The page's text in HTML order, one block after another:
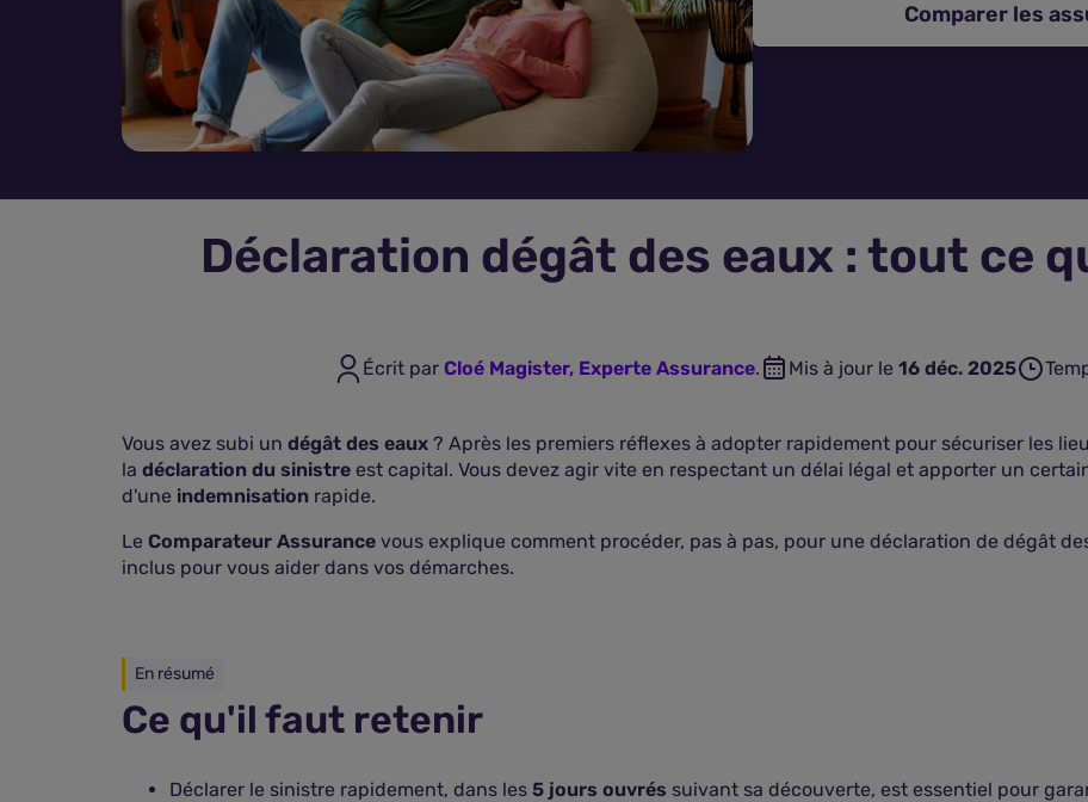
Comparer les
Déclaration dégât des eaux : tout ce
Écrit par Cloé Magister, Experte Assurance. Mis à jour le 16 déc. 2025
Vous avez subi un dégât des eaux ? Après les premiers réflexes à adopter rapidement pour sécuriser les
la déclaration du sinistre est capital. Vous devez agir vite en respectant un délai légal et apporter un
d'une indemnisation rapide.
Le Comparateur Assurance vous explique comment procéder, pas à pas, pour une déclaration de dégât
inclus pour vous aider dans vos démarches.
En résumé
Ce qu'il faut retenir
Déclarer le sinistre rapidement, dans les 5 jours ouvrés suivant sa découverte, est essentiel pour